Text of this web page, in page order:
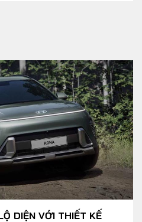
DIỆN VỚI THIẾT KẾ